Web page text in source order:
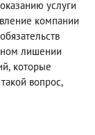
услуги
компании
лишении
, которые
вопрос,